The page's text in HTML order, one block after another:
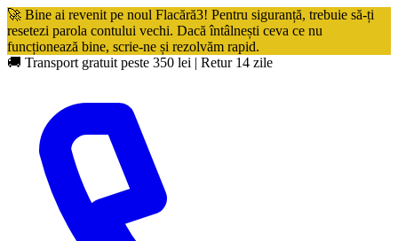
🚀 Bine ai revenit pe noul Flacără3! Pentru siguranță, trebuie să-ți
resetezi parola contului vechi. Dacă întâlnești ceva ce nu
funcționează bine, scrie-ne și rezolvăm rapid.
🚚 Transport gratuit peste 350 lei | Retur 14 zile